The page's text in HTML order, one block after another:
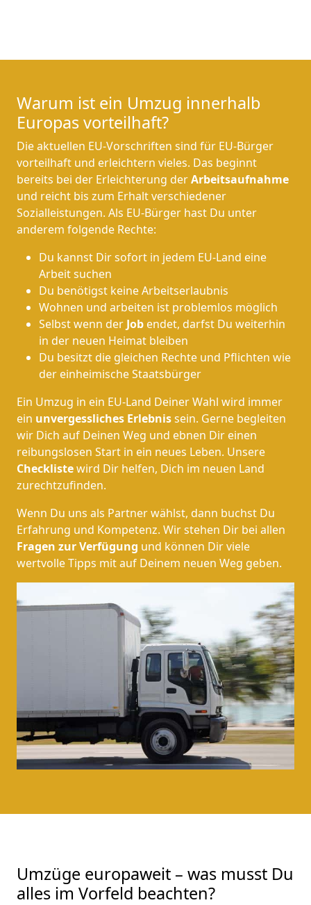
Warum ist ein Umzug innerhalb
Europas vorteilhaft?
Die aktuellen EU-Vorschriften sind für EU-Bürger
vorteilhaft und erleichtern vieles. Das beginnt
bereits bei der Erleichterung derArbeitsaufnahme
und reicht bis zum Erhalt verschiedener
Sozialleistungen. Als EU-Bürger hast Du unter
anderem folgende Rechte:
Du kannst Dir sofort in jedem EU-Land eine
Arbeit suchen
Du benötigst keine Arbeitserlaubnis
Wohnen und arbeiten ist problemlos möglich
Selbst wenn der Job endet, darfst Du weiterhin
in der neuen Heimat bleiben
Du besitzt die gleichen Rechte und Pflichten wie
der einheimische Staatsbürger
Ein Umzug in ein EU-Land Deiner Wahl wird immer
ein unvergessliches Erlebnissein. Gerne begleiten
wir Dich auf Deinen Weg und ebnen Dir einen
reibungslosen Start in ein neues Leben. Unsere
Checklistewird Dir helfen, Dich im neuen Land
zurechtzufinden.
Wenn Du uns als Partner wählst, dann buchst Du
Erfahrung und Kompetenz. Wir stehen Dir bei allen
Fragen zur Verfügung und können Dir viele
wertvolle Tipps mit auf Deinem neuen Weg geben.
Umzüge europaweit – was musst Du
alles im Vorfeld beachten?